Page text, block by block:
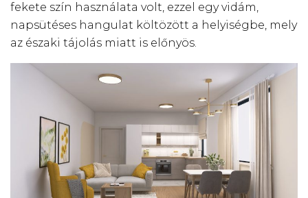
fekete szín használata volt, ezzel egy vidám,
napsütéses hangulat költözött a helyiségbe, mely
az északi tájolás miatt is előnyös.